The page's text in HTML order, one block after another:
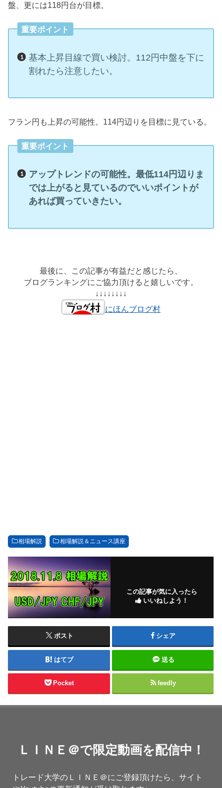
盤、更には118円台が目標。
重要ポイント
基本上昇目線で買い検討。112円中盤を下に
割れたら注意したい。
フラン円も上昇の可能性。114円辺りを目標に見ている。
重要ポイント
アップトレンドの可能性。最低114円辺りま
では上がると見ているのでいいポイントが
あれば買っていきたい。
最後に、この記事が有益だと感じたら、
ブログランキングにご協力頂けると嬉しいです。
↓↓↓↓↓↓↓↓
にほんブログ村
相場解説 相場解説＆ニュース講座
この記事が気に入ったら
いいねしよう！
ポスト シェア
はてブ 送る
Pocket feedly
ＬＩＮＥ＠で限定動画を配信中！
トレード大学のＬＩＮＥ＠にご登録頂けたら、サイト